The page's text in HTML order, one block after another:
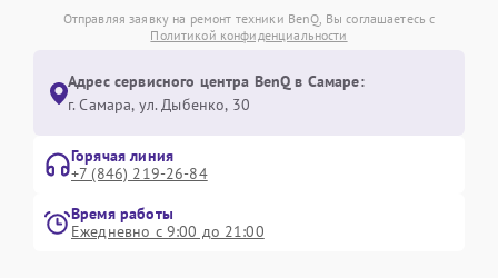
Отправляя заявку на ремонт техники BenQ, Вы соглашаетесь с
Политикой конфиденциальности
Адрес сервисного центра BenQ в Самаре:
г. Самара, ул. Дыбенко, 30
Горячая линия
+7 (846) 219-26-84
Время работы
Ежедневно с 9:00 до 21:00